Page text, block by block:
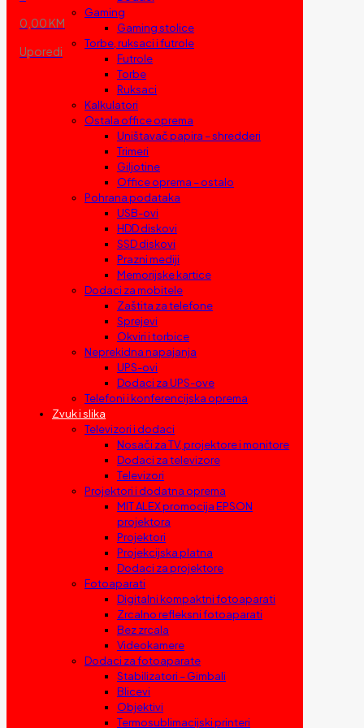
0,00 KM
Uporedi
Gaming
Gaming stolice
Torbe, ruksaci i futrole
Futrole
Torbe
Ruksaci
Kalkulatori
Ostala office oprema
Uništavač papira – shredderi
Trimeri
Giljotine
Office oprema – ostalo
Pohrana podataka
USB-ovi
HDD diskovi
SSD diskovi
Prazni mediji
Memorijske kartice
Dodaci za mobitele
Zaštita za telefone
Sprejevi
Okviri i torbice
Neprekidna napajanja
UPS-ovi
Dodaci za UPS-ove
Telefoni i konferencijska oprema
Zvuk i slika
Televizori i dodaci
Nosači za TV, projektore i monitore
Dodaci za televizore
Televizori
Projektori i dodatna oprema
MIT ALEX promocija EPSON
projektora
Projektori
Projekcijska platna
Dodaci za projektore
Fotoaparati
Digitalni kompaktni fotoaparati
Zrcalno refleksni fotoaparati
Bez zrcala
Videokamere
Dodaci za fotoaparate
Stabilizatori – Gimbali
Blicevi
Objektivi
Termosublimacijski printeri